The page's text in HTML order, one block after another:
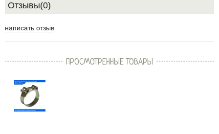
Отзывы(0)
написать отзыв
ПРОСМОТРЕННЫЕ ТОВАРЫ